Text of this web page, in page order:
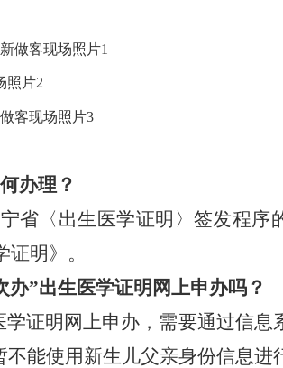
做客现场照片1
照片2
客现场照片3
办理？
省〈出生医学证明〉签发程序
明》。
”出生医学证明网上申办吗？
证明网上申办，需要通过信息
能使用新生儿父亲身份信息进